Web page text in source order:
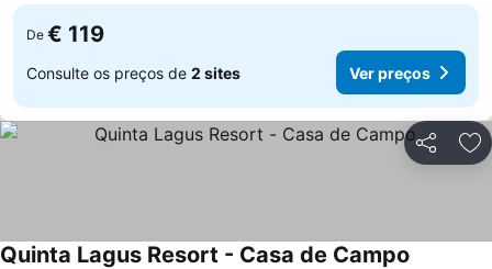
De € 119
Consulte os preços de 2 sites Ver preços
Partilhar
Quinta Lagus Resort - Casa de Campo